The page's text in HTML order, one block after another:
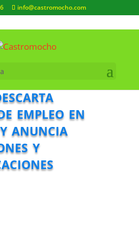
info@castromocho.com
empleo en
anuncia
y